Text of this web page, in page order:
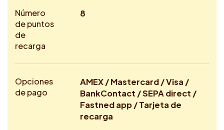
Número
de puntos
de
recarga
8
Opciones
de pago
AMEX / Mastercard / Visa /
BankContact / SEPA direct /
Fastned app / Tarjeta de
recarga